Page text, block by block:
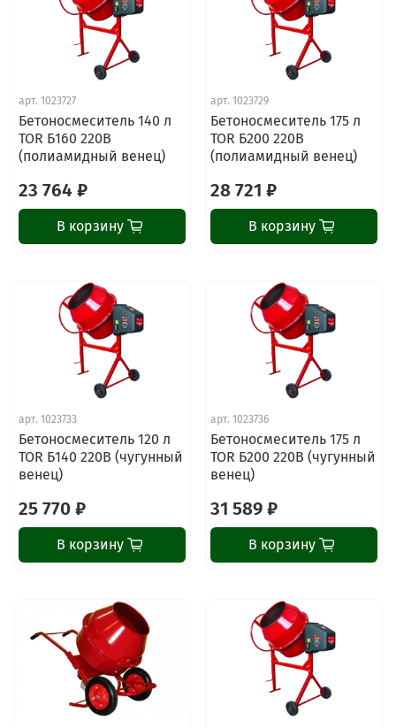
арт. 1023727
Бетоносмеситель 140 л
TOR Б160 220В
(полиамидный венец)
23 764 ₽
В корзину
арт. 1023729
Бетоносмеситель 175 л
TOR Б200 220В
(полиамидный венец)
28 721 ₽
В корзину
арт. 1023733
Бетоносмеситель 120 л
TOR Б140 220В (чугунный
венец)
25 770 ₽
В корзину
арт. 1023736
Бетоносмеситель 175 л
TOR Б200 220В (чугунный
венец)
31 589 ₽
В корзину